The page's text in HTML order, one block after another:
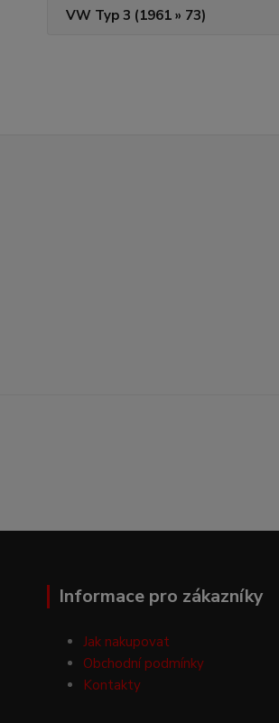
VW Typ 3 (1961 » 73)
Informace pro zákazníky
Jak nakupovat
Obchodní podmínky
Kontakty